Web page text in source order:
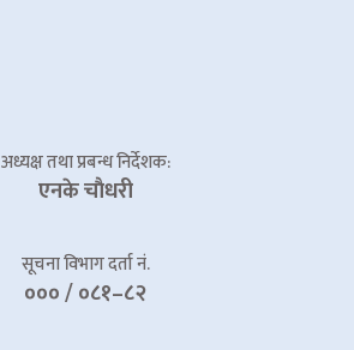
अध्यक्ष तथा प्रबन्ध निर्देशक:
एनके चाैधरी
सूचना विभाग दर्ता नं.
००० / ०८१–८२